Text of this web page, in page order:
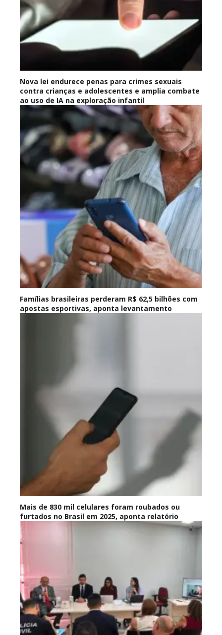
Nova lei endurece penas para crimes sexuais
contra crianças e adolescentes e amplia combate
ao uso de IA na exploração infantil
Famílias brasileiras perderam R$ 62,5 bilhões com
apostas esportivas, aponta levantamento
Mais de 830 mil celulares foram roubados ou
furtados no Brasil em 2025, aponta relatório